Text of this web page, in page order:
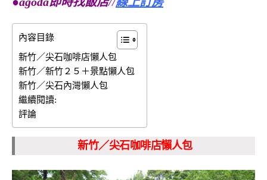
內容目錄
新竹／尖石咖啡店懶人包
新竹／新竹２５＋景點懶人包
新竹／尖石內灣懶人包
繼續閱讀:
評論
新竹／尖石咖啡店懶人包